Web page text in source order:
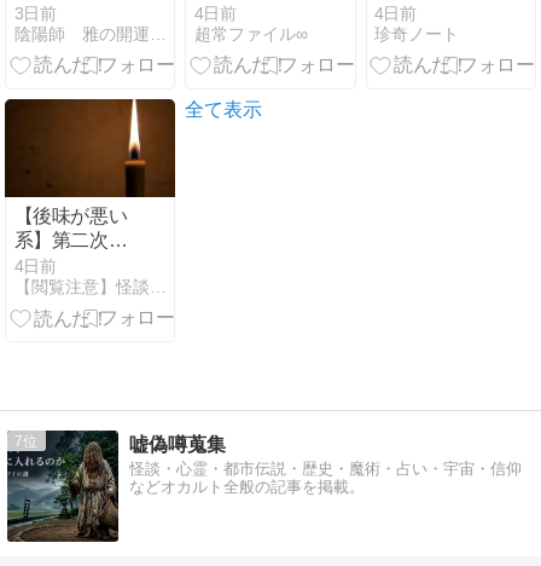
ご祈祷分を追
加しました
（8/23受付締
3日前
相
4日前
超常ファイル∞
型のエイリア
ン ―
4日前
珍奇ノート
【後味が悪い
系】第二次世
界大戦末期、
ドイツの強制
収容所が連合
れた生存者の
多くは飢えて
死ぬ寸前だっ
たんだけ
ど、、、
4日前
全て表示
7 嘘偽噂蒐集
怪談・心霊・都市伝説・歴史・魔術・占い・宇宙・信仰
などオカルト全般の記事を掲載。